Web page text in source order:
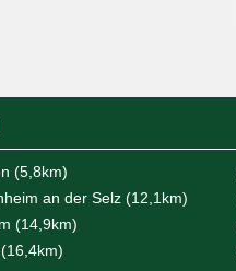
(5,8km)
an der Selz (12,1km)
(14,9km)